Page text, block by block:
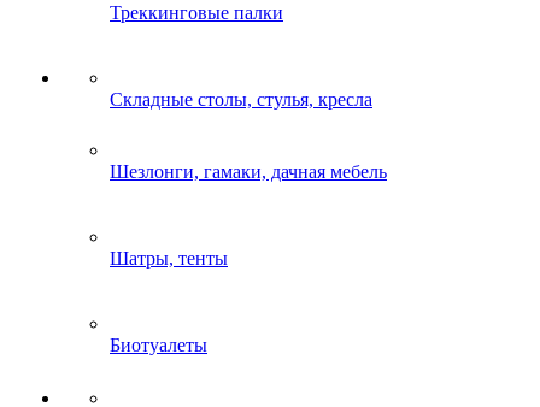
Треккинговые палки
Складные столы, стулья, кресла
Шезлонги, гамаки, дачная мебель
Шатры, тенты
Биотуалеты